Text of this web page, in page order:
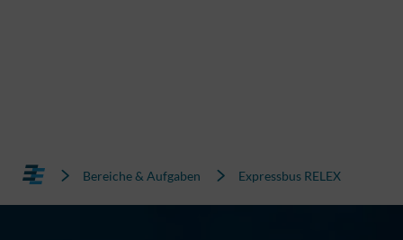
Bereiche & Aufgaben Expressbus RELEX